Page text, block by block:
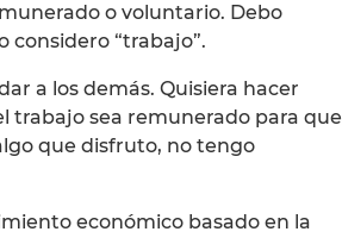
o voluntario. Debo
considero “trabajo”.
a los demás. Quisiera hacer
trabajo sea remunerado para que
que disfruto, no tengo
económico basado en la